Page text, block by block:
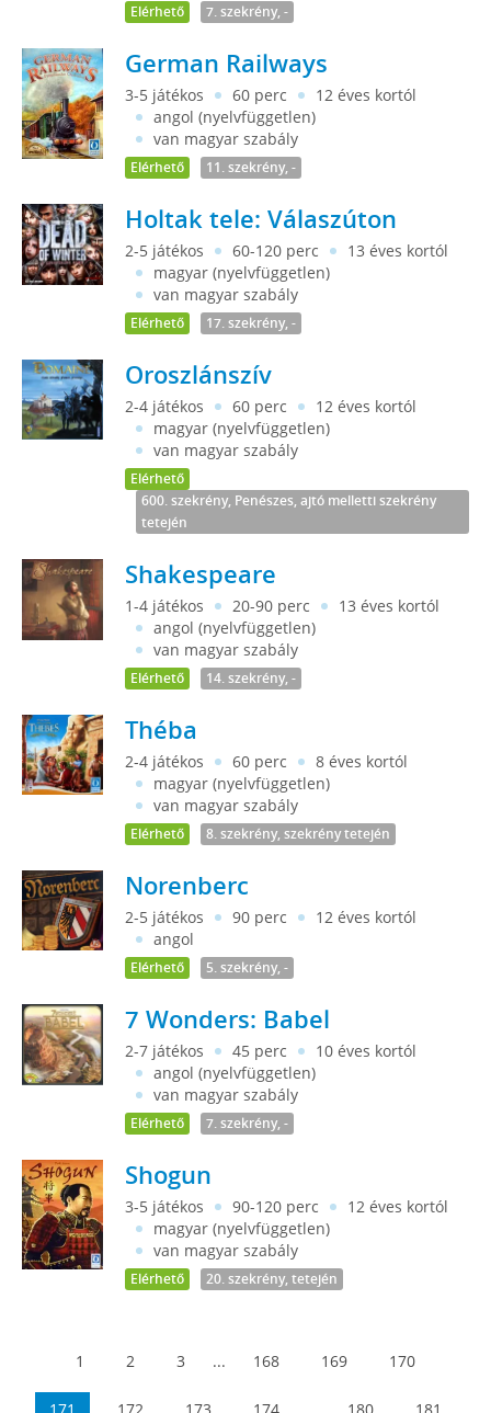
Elérhető 7. szekrény, -
German Railways
3-5 játékos 60 perc
12 éves kortól
angol (nyelvfüggetlen)
van magyar szabály
Elérhető 11. szekrény, -
Holtak tele: Válaszúton
2-5 játékos 60-120 perc
13 éves kortól
magyar (nyelvfüggetlen)
van magyar szabály
Elérhető 17. szekrény, -
Oroszlánszív
2-4 játékos 60 perc
12 éves kortól
magyar (nyelvfüggetlen)
van magyar szabály
Elérhető
600. szekrény, Penészes, ajtó melletti szekrény
tetején
Shakespeare
1-4 játékos 20-90 perc
13 éves kortól
angol (nyelvfüggetlen)
van magyar szabály
Elérhető 14. szekrény, -
Théba
2-4 játékos 60 perc
8 éves kortól
magyar (nyelvfüggetlen)
van magyar szabály
Elérhető 8. szekrény, szekrény tetején
Norenberc
2-5 játékos 90 perc
12 éves kortól
angol
Elérhető 5. szekrény, -
7 Wonders: Babel
2-7 játékos 45 perc
10 éves kortól
angol (nyelvfüggetlen)
van magyar szabály
Elérhető 7. szekrény, -
Shogun
3-5 játékos 90-120 perc
12 éves kortól
magyar (nyelvfüggetlen)
van magyar szabály
Elérhető 20. szekrény, tetején
1 2 3 ... 168 169 170